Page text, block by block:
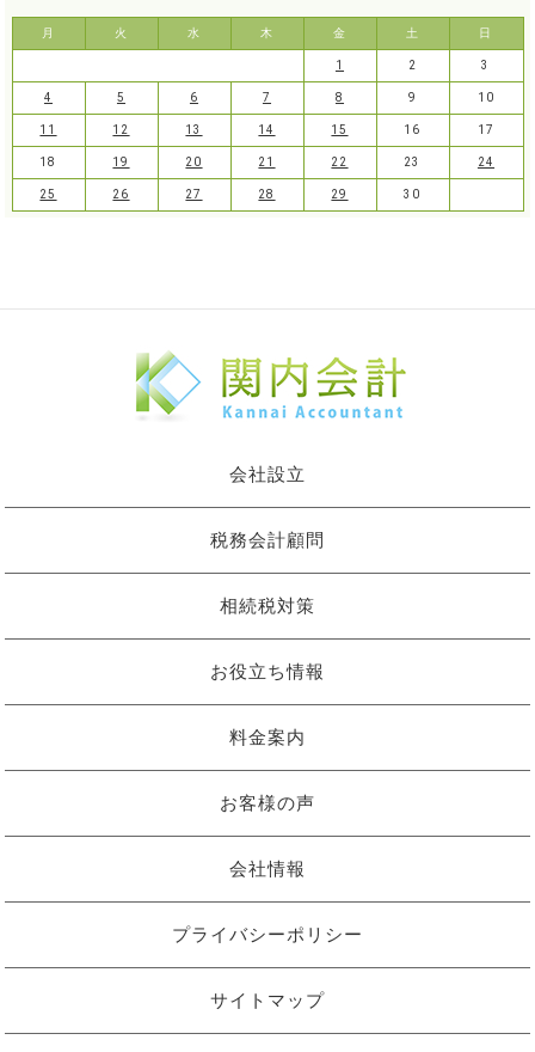
月 火 水 木 金 土 日
1 2 3
4 5 6 7 8 9 10
11 12 13 14 15 16 17
18 19 20 21 22 23 24
25 26 27 28 29 30
会社設立
税務会計顧問
相続税対策
お役立ち情報
料金案内
お客様の声
会社情報
プライバシーポリシー
サイトマップ